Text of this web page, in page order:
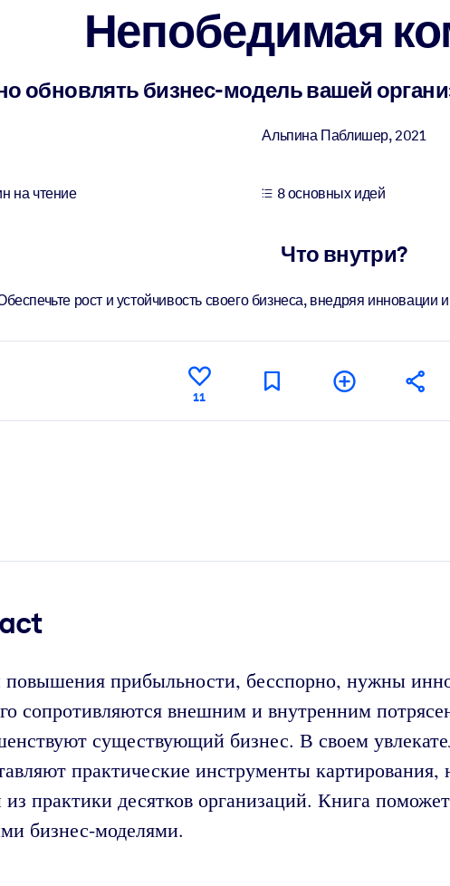
и готовыми к использованию бизнес-знаниями.
знания для улучшения результатов ваших ИИ-систем.
Непобедимая
обновлять бизнес-модель вашей
Альпина Паблишер,2021
на чтение 8 основных идей
Что внутри?
рост и устойчивость своего бизнеса, внедряя
11
прибыльности, бесспорно, нужны
сопротивляются внешним и внутренним
существующий бизнес. В своем
практические инструменты картирования,
практики десятков организаций. Книга
бизнес-моделями.